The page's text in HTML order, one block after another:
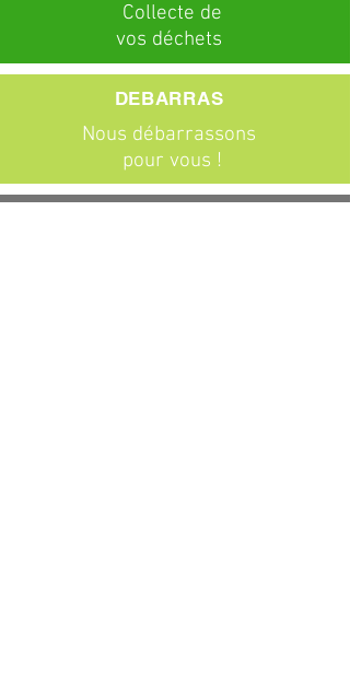
Collecte de
vos déchets
Nous débarrassons
pour vous !
DEBARRAS